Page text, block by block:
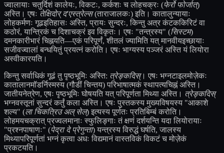
ज्वालायाः चतुर्दिशं कालेयः, विकटः, कर्कशः च लोहचक्रः (फेर्रो फोर्जात्)
अस्ति। एषः तेक्षिदोर् द'एस्त्रेल्स(ताराजालकः) इति। कातालुन्यायाः
लोहकर्मणः गूढइतिहासः अस्ति, प्रायः सुन्दरः, किन्तु अत्र कंटककिरिटं वा
कठोरं, यान्त्रिकं च दिशाचक्रं इव विकृतः। एषः "तन्त्रस्य" (सिस्टम)
दमनकारीभारं चिह्नयति—एकं परिपूर्णं, शीतलं ज्यामिति यत् मानवीयइच्छायाः
सजीवज्वालां बन्धयितुं प्रयत्नं करोति। एषः भाग्यस्य पञ्जरं अस्ति यं लियोरा
अस्वीकारयति।
किन्तु सर्वाधिकं गूढं तु पृष्ठभूमिः अस्ति: त्रेङ्कदिस्। एषः भग्नटाइलमोज़ेकः
कातालानमॉडर्निस्मस्य (गौडीं चिन्तय) परिभाषात्मकं स्थापत्यचिह्नं अस्ति।
जातीयनेत्रेण, एषः पृष्ठभूमिः घोषयति यत् परिपूर्णता मिथ्या अस्ति। त्रेङ्कदिस्
भग्नवस्तूनां सुन्दरं कर्तुं कला अस्ति। एषः पुस्तकस्य मुख्यविषयस्य "आकाशे
शल्य" (ला चिकत्रिउ अल् सेल्) इत्यस्य पूर्णतः प्रतिबिम्बं करोति।
लोहमयचक्रात् प्रज्वलमानाः स्फुलिङ्गाः तं क्षणं दर्शयन्ति यदा लियोरायाः
"प्रश्नपाषाणः" (पेद्रा दे प्रेगुन्ता) यन्त्रस्य विरुद्धं घर्षति, जालस्य
मिथ्यापरिपूर्णतां भग्नं कृत्वा अधः विद्यमानं वास्तविकं विकटं च मोज़ेकं
प्रकटयति।